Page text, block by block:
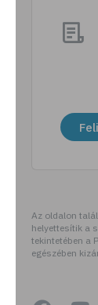
Az oldalon
helyettesítik a
tekintetében a
egészében